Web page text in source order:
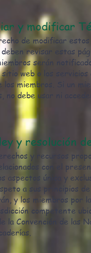
y modificar
de modificar
revisar estas
serán
web o los
miembros. Si un
no debe usar ni
y resolución
y recursos
con el
aspectos única y
a sus principios
y los miembros por
competente
la Convención de las